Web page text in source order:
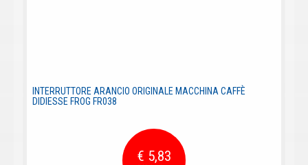
INTERRUTTORE ARANCIO ORIGINALE MACCHINA CAFFÈ
DIDIESSE FROG FR038
€ 5,83